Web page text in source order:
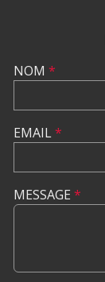
NOM *
EMAIL*
MESSAGE *